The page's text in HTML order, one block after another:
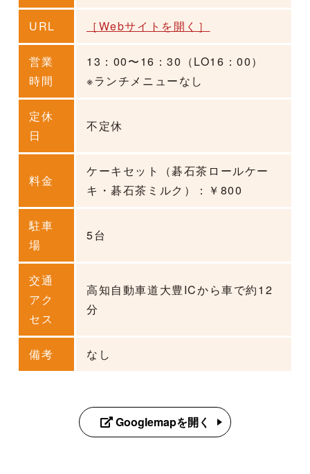
URL ［Webサイトを開く］
営業
時間
13：00〜16 ：30（LO16 ：00）
※ランチメニューなし
定休
日
不定休
料金
ケーキセット（碁石茶ロールケー
キ・碁石茶ミルク）
： ￥800
駐車
場
5台
交通
アク
セス
高知自動車道大豊ICから車で約12
分
備考 なし
Googlemapを開く